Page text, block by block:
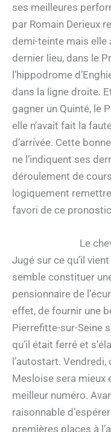
ses meilleures
par Romain Derieux
demi-teinte mais elle
dernier lieu, dans le
l’hippodrome
dans la ligne droite.
gagner un Quinté, le
elle n’avait fait la
d’arrivée. Cette
ne l’indiquent ses
déroulement de
logiquement
favori de ce
Le
Jugé sur ce qu’il
semble constituer
pensionnaire de
effet, de fournir une
Pierrefitte-sur-Seine
qu’il était ferré et
l’autostart.
Mesloise sera mieux
meilleur numéro.
raisonnable
premières places à